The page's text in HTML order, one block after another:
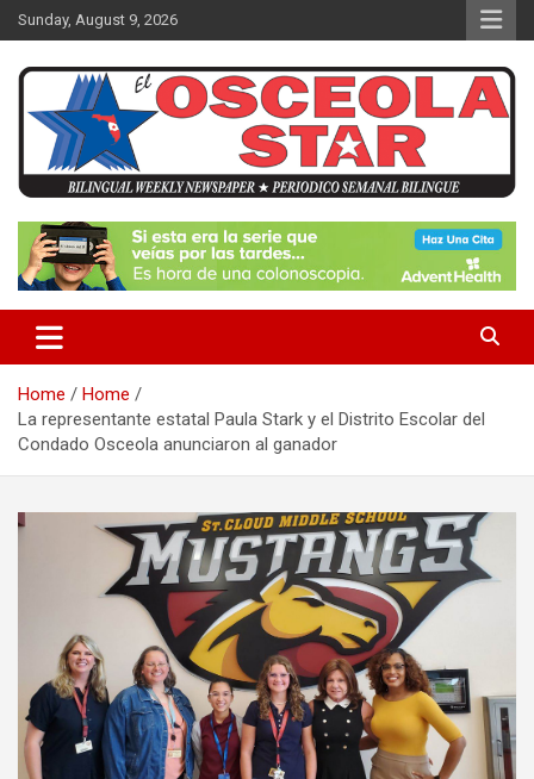
k
t
Sunday, August 9, 2026
El Osceola Star
Home
Home
La representante estatal Paula Stark y el Distrito Escolar del
Condado Osceola anunciaron al ganador